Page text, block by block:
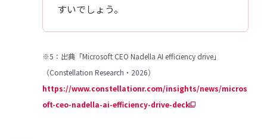
すいでしょう。
※5：出典「Microsoft CEO Nadella AI efficiency drive」
（Constellation Research・2026）
https://www.constellationr.com/insights/news/micros
oft-ceo-nadella-ai-efficiency-drive-deck